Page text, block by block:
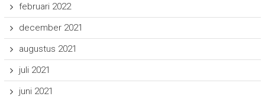
februari 2022
december 2021
augustus 2021
juli 2021
juni 2021